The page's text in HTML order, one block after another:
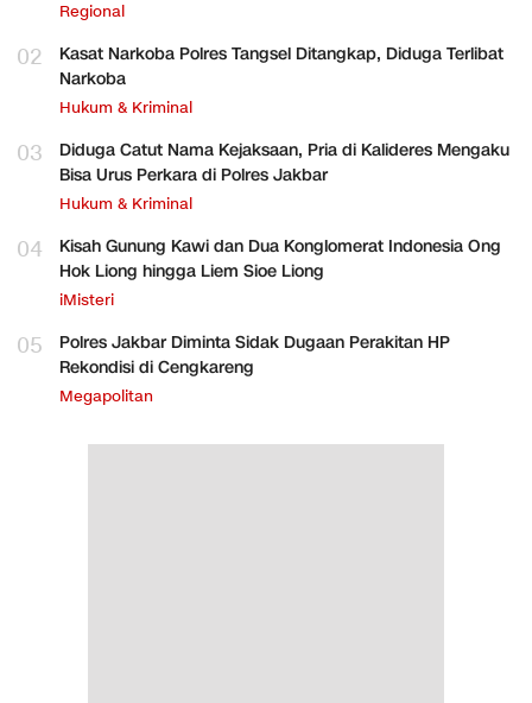
Regional
02
Kasat Narkoba Polres Tangsel Ditangkap, Diduga Terlibat
Narkoba
Hukum & Kriminal
03
Diduga Catut Nama Kejaksaan, Pria di Kalideres Mengaku
Bisa Urus Perkara di Polres Jakbar
Hukum & Kriminal
04
Kisah Gunung Kawi dan Dua Konglomerat Indonesia Ong
Hok Liong hingga Liem Sioe Liong
iMisteri
05
Polres Jakbar Diminta Sidak Dugaan Perakitan HP
Rekondisi di Cengkareng
Megapolitan